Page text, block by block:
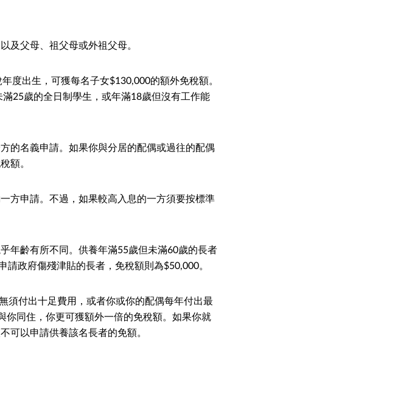
及父母、祖父母或外祖父母。
度出生，可獲每名子女$130,000的額外免稅額。
25歲的全日制學生，或年滿18歲但沒有工作能
的名義申請。如果你與分居的配偶或過往的配偶
額。
方申請。不過，如果較高入息的一方須要按標準
年齡有所不同。供養年滿55歲但未滿60歲的長者
政府傷殘津貼的長者，免稅額則為$50,000。
須付出十足費用，或者你或你的配偶每年付出最
你同住，你更可獲額外一倍的免稅額。如果你就
可以申請供養該名長者的免額。